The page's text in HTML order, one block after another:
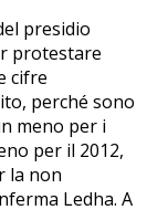
presidio
protestare
cifre
perché sono
meno per i
per il 2012,
la non
Ledha. A